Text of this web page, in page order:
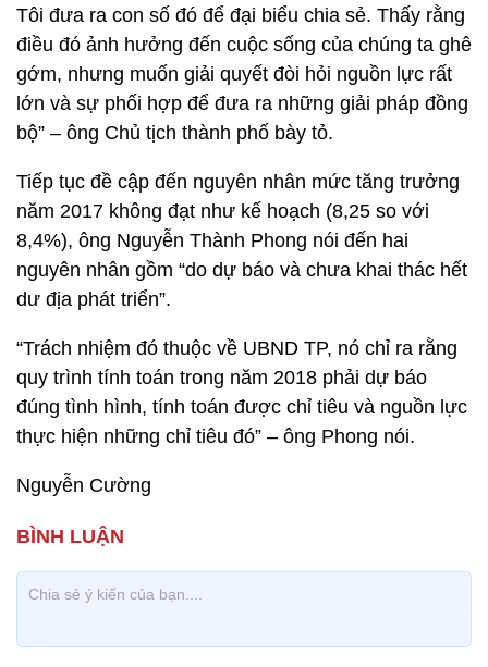
Tôi đưa ra con số đó để đại biểu chia sẻ. Thấy rằng
điều đó ảnh hưởng đến cuộc sống của chúng ta ghê
gớm, nhưng muốn giải quyết đòi hỏi nguồn lực rất
lớn và sự phối hợp để đưa ra những giải pháp đồng
bộ” – ông Chủ tịch thành phố bày tỏ.
Tiếp tục đề cập đến nguyên nhân mức tăng trưởng
năm 2017 không đạt như kế hoạch (8,25 so với
8,4%), ông Nguyễn Thành Phong nói đến hai
nguyên nhân gồm “do dự báo và chưa khai thác hết
dư địa phát triển”.
“Trách nhiệm đó thuộc về UBND TP, nó chỉ ra rằng
quy trình tính toán trong năm 2018 phải dự báo
đúng tình hình, tính toán được chỉ tiêu và nguồn lực
thực hiện những chỉ tiêu đó” – ông Phong nói.
Nguyễn Cường